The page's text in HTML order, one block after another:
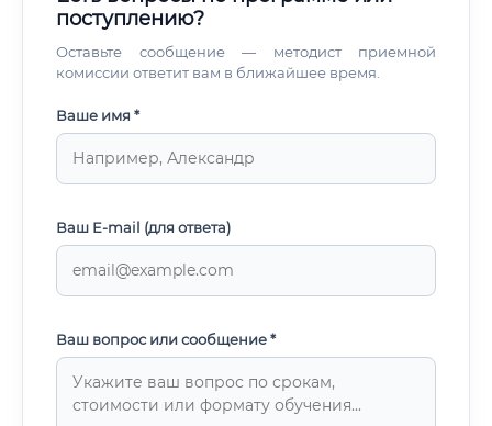
поступлению?
Оставьте сообщение — методист приемной
комиссии ответит вам в ближайшее время.
Ваше имя *
Ваш E-mail (для ответа)
Ваш вопрос или сообщение *